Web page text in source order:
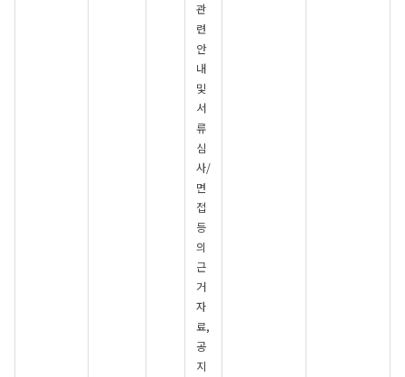
관
련
안
내
및
서
류
심
사/
면
접
등
의
근
거
자
료,
공
지